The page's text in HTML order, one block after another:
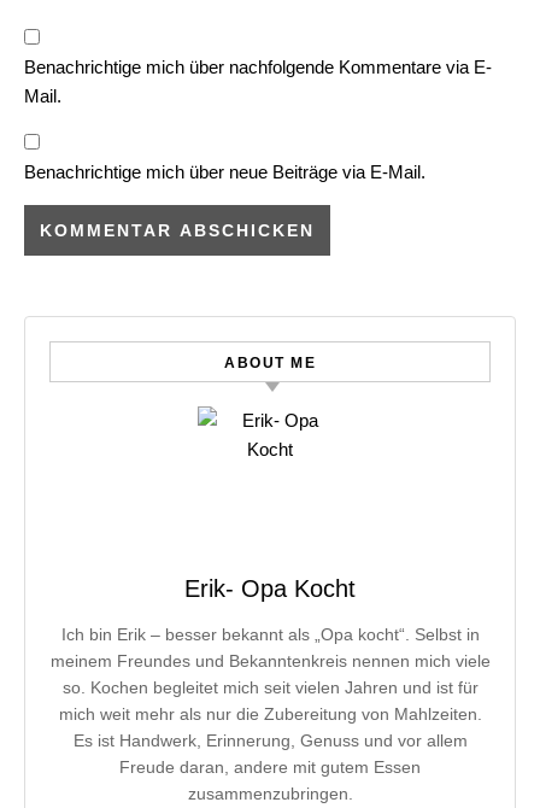
Benachrichtige mich über nachfolgende Kommentare via E-
Mail.
Benachrichtige mich über neue Beiträge via E-Mail.
ABOUT ME
Erik- Opa Kocht
Ich bin Erik – besser bekannt als „Opa kocht“. Selbst in
meinem Freundes und Bekanntenkreis nennen mich viele
so. Kochen begleitet mich seit vielen Jahren und ist für
mich weit mehr als nur die Zubereitung von Mahlzeiten.
Es ist Handwerk, Erinnerung, Genuss und vor allem
Freude daran, andere mit gutem Essen
zusammenzubringen.